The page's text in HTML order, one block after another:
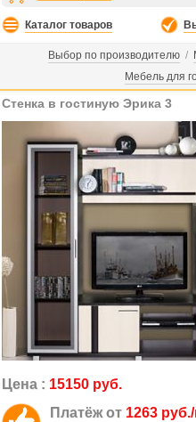
Каталог товаров
Выбор по производителю /
Мебель для
Стенка в гостиную Эрика 3
Цена : 15150 руб.
Платёж от 1263